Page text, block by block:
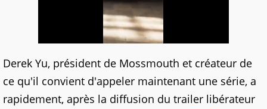
Derek Yu, président de Mossmouth et créateur de
ce qu'il convient d'appeler maintenant une série, a
rapidement, après la diffusion du trailer libérateur